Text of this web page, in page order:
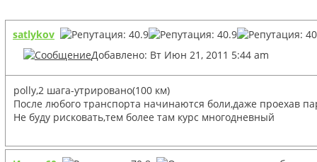
satlykov
Добавлено: Вт Июн 21, 2011 5:44 am
polly,2 шага-утрировано(100 км)
После любого транспорта начинаются боли,даже проехав
Не буду рисковать,тем более там курс многодневный